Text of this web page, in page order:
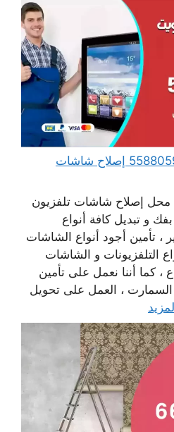
فني تصليح تلفزيونات 55880595 إصلاح شاشات
محل إصلاح شاشات تلفزيون
و تبديل كافة أنواع
، تأمين أجود أنواع الشاشات
التلفزيونات و الشاشات
، كما أننا نعمل على تأمين
السمارت ، العمل على تحويل